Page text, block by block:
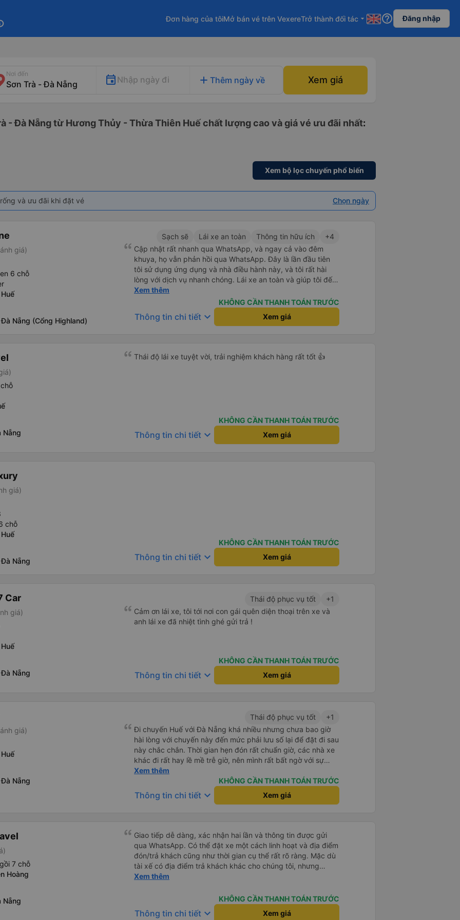
Đơn hàng của tôiMở bán vé trên VexereTrở thành đối tác arrow_drop_down help_outline Đăng nhập
Nơi đến
Nhập ngày đi add Thêm ngày về Xem giá
- Đà Nẵng từ Hương Thủy - Thừa Thiên Huế chất lượng cao và giá vé ưu đãi nhất:
Xem bộ lọc chuyến phổ biến
và ưu đãi khi đặt vé Chọn ngày
giá)
6 chỗ
Nẵng (Cổng Highland)
Sạch sẽ Lái xe an toàn Thông tin hữu ích
+4
Cập nhật rất nhanh qua WhatsApp, và ngay cả vào đêm
khuya, họ vẫn phản hồi qua WhatsApp. Đây là lần đầu tiên
tôi sử dụng ứng dụng và nhà điều hành này, và tôi rất hài
lòng với dịch vụ nhanh chóng. Lái xe an toàn và giúp tôi đến
khách sạn ở Huế, mặc dù tôi không báo trước khi đặt xe và
tài xế đã hỏi tôi muốn đi đâu. Tôi rất cảm kích vì họ đã đón
tôi tại địa điểm tôi muốn, không giống như các nhà điều hành
khác. Tôi đã quyết định sử dụng dịch vụ của họ một lần nữa
Xem thêm
KHÔNG CẦN THANH TOÁN TRƯỚC
Thông tin chi tiết keyboard_arrow_down Xem giá
Nẵng
Thái độ lái xe tuyệt vời, trải nghiệm khách hàng rất tốt 👍
KHÔNG CẦN THANH TOÁN TRƯỚC
Thông tin chi tiết keyboard_arrow_down Xem giá
giá)
chỗ
Nẵng
KHÔNG CẦN THANH TOÁN TRƯỚC
Thông tin chi tiết keyboard_arrow_down Xem giá
Car
giá)
Nẵng
Thái độ phục vụ tốt
+1
Cảm ơn lái xe, tôi tới nơi con gái quên diện thoại trên xe và
anh lái xe đã nhiệt tình ghé gửi trả !
KHÔNG CẦN THANH TOÁN TRƯỚC
Thông tin chi tiết keyboard_arrow_down Xem giá
giá)
Nẵng
Thái độ phục vụ tốt
+1
Đi chuyến Huế với Đà Nẵng khá nhiều nhưng chưa bao giờ
hài lòng với chuyến này đến mức phải lưu số lại để đặt đi sau
này chắc chắn. Thời gian hẹn đón rất chuẩn giờ, các nhà xe
khác đi rất hay lề mề trễ giờ, nên mình rất bất ngờ với sự
đúng giờ của xe. Xe ngồi sạch sẽ, chạy khá êm, thơm tho
mùi tinh dầu ko có bị hôi hay dơ. Xe đời mới. Tài xế nay mình
đi bạn ốm ốm sinh năm 90, lái xe rất cứng và cực kỳ an
toàn. Lần đầu tiên đi tuyến này mà thấy tài xế chạy tuân thủ
từ Đà Nẵng 2:30 thì trả tại nhà lúc 5:00, trải nghiệm tốt nhất
trong các nhà xe đã từng đi.
Xem thêm
KHÔNG CẦN THANH TOÁN TRƯỚC
Thông tin chi tiết keyboard_arrow_down Xem giá
7 chỗ
Hoàng
Nẵng
Giao tiếp dễ dàng, xác nhận hai lần và thông tin được gửi
qua WhatsApp. Có thể đặt xe một cách linh hoạt và địa điểm
đón/trả khách cũng như thời gian cụ thể rất rõ ràng. Mặc dù
tài xế có địa điểm trả khách khác cho chúng tôi, nhưng
chúng tôi vẫn có thể đến địa điểm mình muốn.
Xem thêm
KHÔNG CẦN THANH TOÁN TRƯỚC
Thông tin chi tiết keyboard_arrow_down Xem giá